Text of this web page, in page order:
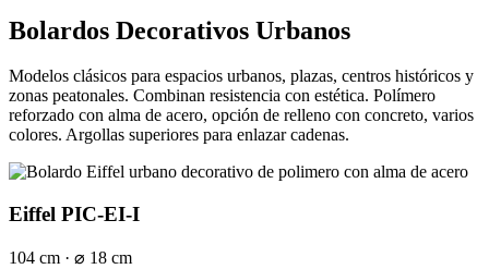
Bolardos Decorativos Urbanos
Modelos clásicos para espacios urbanos, plazas, centros históricos y
zonas peatonales. Combinan resistencia con estética. Polímero
reforzado con alma de acero, opción de relleno con concreto, varios
colores. Argollas superiores para enlazar cadenas.
Eiffel PIC-EI-I
104 cm · ⌀ 18 cm